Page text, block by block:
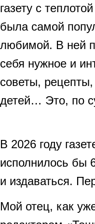
газету с
была самой
любимой. В ней
себя нужное и
советы,
детей… Это, по
В 2026 году
исполнилось бы
и издаваться.
Мой отец, как